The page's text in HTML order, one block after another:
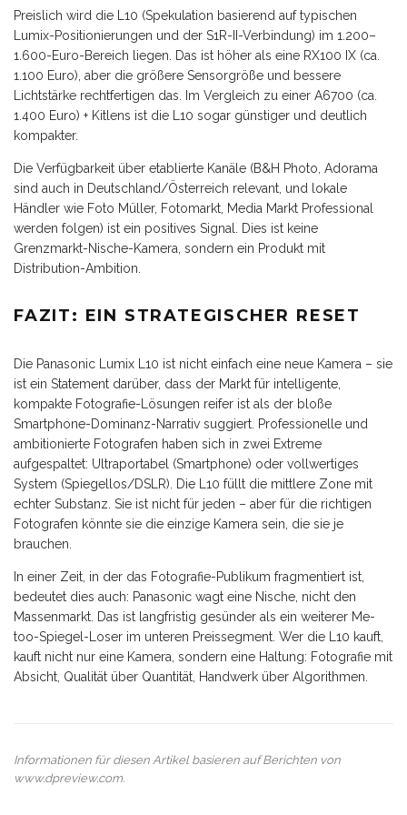
Preislich wird die L10 (Spekulation basierend auf typischen
Lumix-Positionierungen und der S1R-II-Verbindung) im 1.200–
1.600-Euro-Bereich liegen. Das ist höher als eine RX100 IX (ca.
1.100 Euro), aber die größere Sensorgröße und bessere
Lichtstärke rechtfertigen das. Im Vergleich zu einer A6700 (ca.
1.400 Euro) + Kitlens ist die L10 sogar günstiger und deutlich
kompakter.
Die Verfügbarkeit über etablierte Kanäle (B&H Photo, Adorama
sind auch in Deutschland/Österreich relevant, und lokale
Händler wie Foto Müller, Fotomarkt, Media Markt Professional
werden folgen) ist ein positives Signal. Dies ist keine
Grenzmarkt-Nische-Kamera, sondern ein Produkt mit
Distribution-Ambition.
FAZIT: EIN STRATEGISCHER RESET
Die Panasonic Lumix L10 ist nicht einfach eine neue Kamera – sie
ist ein Statement darüber, dass der Markt für intelligente,
kompakte Fotografie-Lösungen reifer ist als der bloße
Smartphone-Dominanz-Narrativ suggiert. Professionelle und
ambitionierte Fotografen haben sich in zwei Extreme
aufgespaltet: Ultraportabel (Smartphone) oder vollwertiges
System (Spiegellos/DSLR). Die L10 füllt die mittlere Zone mit
echter Substanz. Sie ist nicht für jeden – aber für die richtigen
Fotografen könnte sie die einzige Kamera sein, die sie je
brauchen.
In einer Zeit, in der das Fotografie-Publikum fragmentiert ist,
bedeutet dies auch: Panasonic wagt eine Nische, nicht den
Massenmarkt. Das ist langfristig gesünder als ein weiterer Me-
too-Spiegel-Loser im unteren Preissegment. Wer die L10 kauft,
kauft nicht nur eine Kamera, sondern eine Haltung: Fotografie mit
Absicht, Qualität über Quantität, Handwerk über Algorithmen.
Informationen für diesen Artikel basieren auf Berichten von
www.dpreview.com.